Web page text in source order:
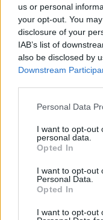
us or personal
your opt-out. You
disclosure of your
IAB’s list of
also be disclosed by
Downstream
Personal Data
I want to opt-out
personal data.
Opted In
I want to opt-out
Personal Data.
Opted In
I want to opt-out
Για το νέο deal ο
Ψάλτηςδήλωσε:
επιβεβαιώνει
ενισχύσει
στον τομέα των
προϊόντων.Η
στρατηγικών
κατέχουν
αποτελεί το